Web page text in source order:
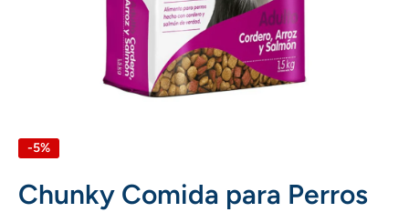
-5%
Chunky Comida para Perros